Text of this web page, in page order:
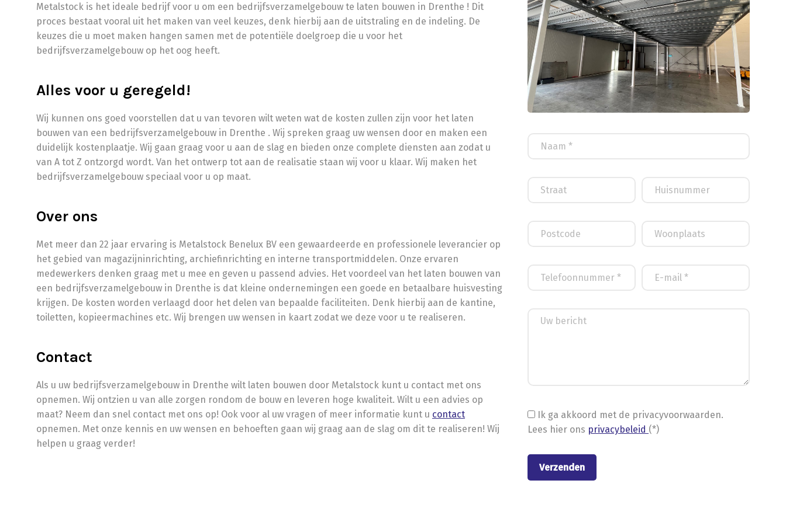
Metalstock is het ideale bedrijf voor u om een bedrijfsverzamelgebouw te laten bouwen in Drenthe ! Dit
proces bestaat vooral uit het maken van veel keuzes, denk hierbij aan de uitstraling en de indeling. De
keuzes die u moet maken hangen samen met de potentiële doelgroep die u voor het
bedrijfsverzamelgebouw op het oog heeft.
Alles voor u geregeld!
Wij kunnen ons goed voorstellen dat u van tevoren wilt weten wat de kosten zullen zijn voor het laten
bouwen van een bedrijfsverzamelgebouw in Drenthe . Wij spreken graag uw wensen door en maken een
duidelijk kostenplaatje. Wij gaan graag voor u aan de slag en bieden onze complete diensten aan zodat u
van A tot Z ontzorgd wordt. Van het ontwerp tot aan de realisatie staan wij voor u klaar. Wij maken het
bedrijfsverzamelgebouw speciaal voor u op maat.
Over ons
Met meer dan 22 jaar ervaring is Metalstock Benelux BV een gewaardeerde en professionele leverancier op
het gebied van magazijninrichting, archiefinrichting en interne transportmiddelen. Onze ervaren
medewerkers denken graag met u mee en geven u passend advies. Het voordeel van het laten bouwen van
een bedrijfsverzamelgebouw in Drenthe is dat kleine ondernemingen een goede en betaalbare huisvesting
krijgen. De kosten worden verlaagd door het delen van bepaalde faciliteiten. Denk hierbij aan de kantine,
toiletten, kopieermachines etc. Wij brengen uw wensen in kaart zodat we deze voor u te realiseren.
Contact
Als u uw bedrijfsverzamelgebouw in Drenthe wilt laten bouwen door Metalstock kunt u contact met ons
opnemen. Wij ontzien u van alle zorgen rondom de bouw en leveren hoge kwaliteit. Wilt u een advies op
maat? Neem dan snel contact met ons op! Ook voor al uw vragen of meer informatie kunt u contact
opnemen. Met onze kennis en uw wensen en behoeften gaan wij graag aan de slag om dit te realiseren! Wij
helpen u graag verder!
Ik ga akkoord met de privacyvoorwaarden.
Lees hier ons privacybeleid (*)